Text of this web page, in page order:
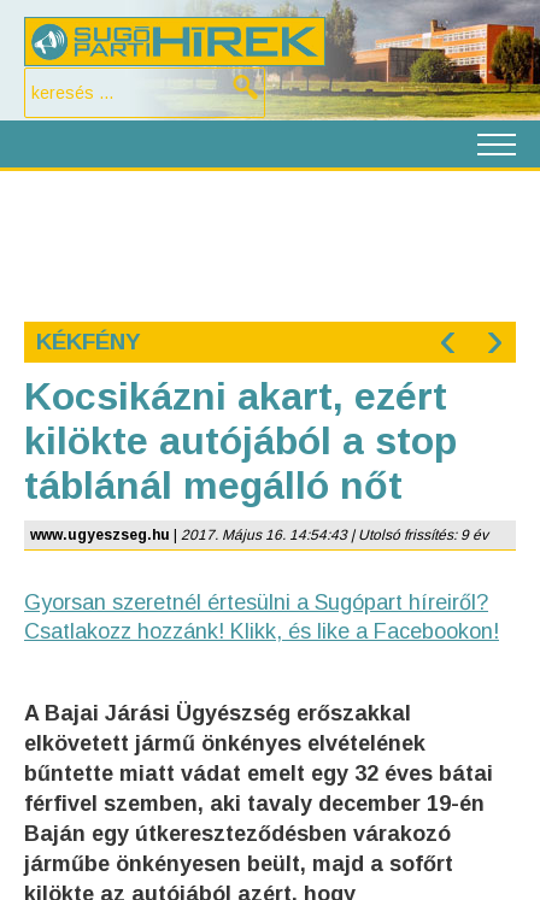
KÉKFÉNY ‹ ›
Kocsikázni akart, ezért
kilökte autójából a stop
táblánál megálló nőt
www.ugyeszseg.hu 2017. Május 16. 14:54:43 | Utolsó frissítés: 9 év
Gyorsan szeretnél értesülni a Sugópart híreiről?
Csatlakozz hozzánk! Klikk, és like a Facebookon!
A Bajai Járási Ügyészség erőszakkal
elkövetett jármű önkényes elvételének
bűntette miatt vádat emelt egy 32 éves bátai
férfivel szemben, aki tavaly december 19-én
Baján egy útkereszteződésben várakozó
járműbe önkényesen beült, majd a sofőrt
kilökte az autójából azért, hogy